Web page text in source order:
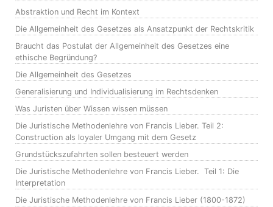
Abstraktion und Recht im Kontext
Die Allgemeinheit des Gesetzes als Ansatzpunkt der Rechtskritik
Braucht das Postulat der Allgemeinheit des Gesetzes eine
ethische Begründung?
Die Allgemeinheit des Gesetzes
Generalisierung und Individualisierung im Rechtsdenken
Was Juristen über Wissen wissen müssen
Die Juristische Methodenlehre von Francis Lieber. Teil 2:
Construction als loyaler Umgang mit dem Gesetz
Grundstückszufahrten sollen besteuert werden
Die Juristische Methodenlehre von Francis Lieber. Teil 1: Die
Interpretation
Die Juristische Methodenlehre von Francis Lieber (1800-1872)